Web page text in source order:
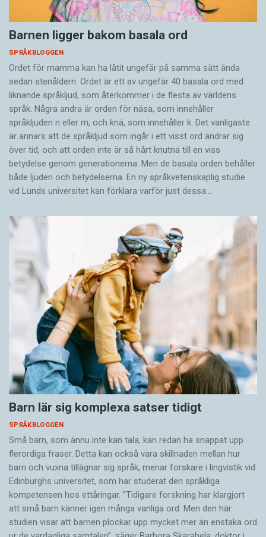
Barnen ligger bakom basala ord
SPRÅKBLOGGEN
Ordet för mamma kan ha låtit ungefär på samma sätt ända
sedan stenåldern. Ordet är ett av ungefär 40 basala ord med
liknande språkljud, som återkommer i de flesta av världens
språk. Några andra är orden för näsa, som innehåller
språkljuden n eller m, och knä, som innehåller k. Det vanligaste
är annars att de språkljud som ingår i ett visst ord ändrar sig
över tid, och att orden inte är så hårt knutna till en viss
betydelse genom generationerna. Men de basala orden behåller
både ljuden och betydelserna. En ny språkvetenskaplig studie
vid Lunds universitet kan förklara varför just dessa…
Barn lär sig komplexa satser tidigt
SPRÅKBLOGGEN
Små barn, som ännu inte kan tala, kan redan ha snappat upp
flerordiga fraser. Detta kan också vara skillnaden mellan hur
barn och vuxna tillägnar sig språk, menar forskare i lingvistik vid
Edinburghs universitet, som har studerat den språkliga
kompetensen hos ettåringar. ”Tidigare forskning har klargjort
att små barn känner igen många vanliga ord. Men den här
studien visar att barnen plockar upp mycket mer än enstaka ord